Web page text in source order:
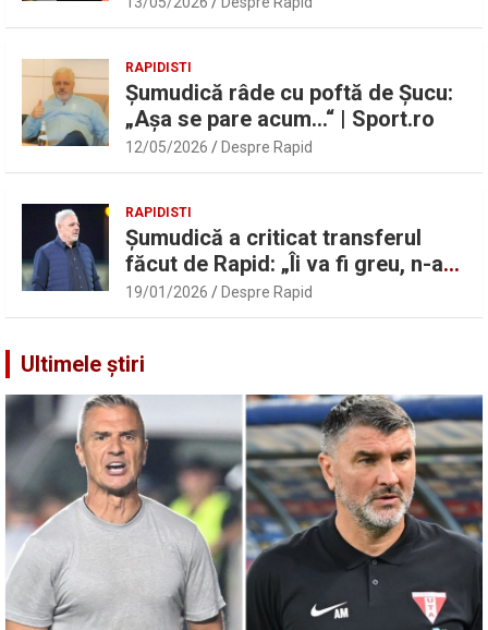
Pancu
RAPIDISTI
Șumudică râde cu poftă de Șucu:
„Așa se pare acum…“ | Sport.ro
12/05/2026 Despre Rapid
RAPIDISTI
Șumudică a criticat transferul
făcut de Rapid: „Îi va fi greu, n-am
înțeles”
19/01/2026 Despre Rapid
Ultimele știri